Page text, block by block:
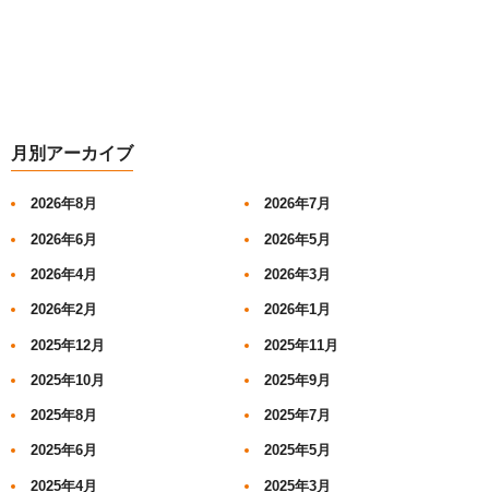
月別アーカイブ
2026年8月 2026年7月
2026年6月 2026年5月
2026年4月 2026年3月
2026年2月 2026年1月
2025年12月 2025年11月
2025年10月 2025年9月
2025年8月 2025年7月
2025年6月 2025年5月
2025年4月 2025年3月